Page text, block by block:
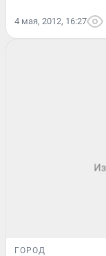
4 мая, 2012, 16:27
ГОРОД